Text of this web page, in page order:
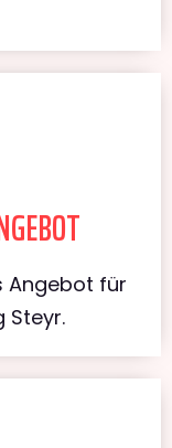
Angebot für
Steyr.